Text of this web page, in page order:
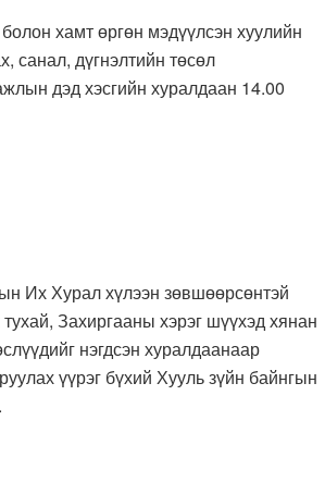
хамт өргөн мэдүүлсэн хуулийн
санал, дүгнэлтийн төсөл
дэд хэсгийн хуралдаан 14.00
Их Хурал хүлээн зөвшөөрсөнтэй
Захиргааны хэрэг шүүхэд хянан
нэгдсэн хуралдаанаар
үүрэг бүхий Хууль зүйн байнгын